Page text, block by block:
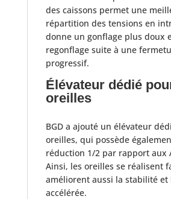
des caissons permet une
répartition des tensions en
donne un gonflage plus doux
regonflage suite à une
progressif.
Élévateur dédié
oreilles
BGD a ajouté un élévateur
oreilles, qui possède
réduction 1/2 par rapport aux
Ainsi, les oreilles se réalisent
améliorent aussi la stabilité et
accélérée.